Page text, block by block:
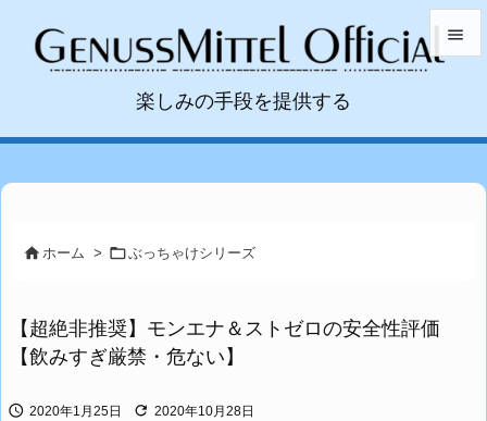
楽しみの手段を提供する


 ホーム > ぶっちゃけシリーズ
【超絶非推奨】モンエナ＆ストゼロの安全性評価
【飲みすぎ厳禁・危ない】
 2020年1月25日  2020年10月28日